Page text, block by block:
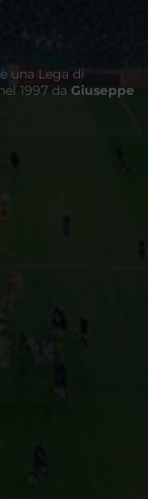
è una Lega di
1997 da Giuseppe